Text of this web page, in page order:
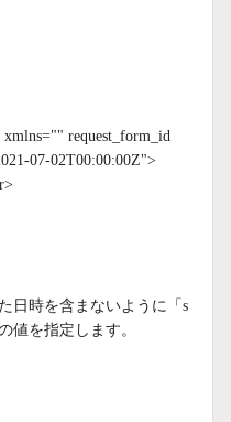
xmlns="" request_form_id
07-02T00:00:00Z">
日時を含まないように
「s
値を指定します。